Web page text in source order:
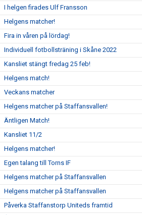
I helgen firades Ulf Fransson
Helgens matcher!
Fira in våren på lördag!
Individuell fotbollsträning i Skåne 2022
Kansliet stängt fredag 25 feb!
Helgens match!
Veckans matcher
Helgens matcher på Staffansvallen!
Äntligen Match!
Kansliet 11/2
Helgens matcher!
Egen talang till Torns IF
Helgens matcher på Staffansvallen
Helgens matcher på Staffansvallen
Påverka Staffanstorp Uniteds framtid